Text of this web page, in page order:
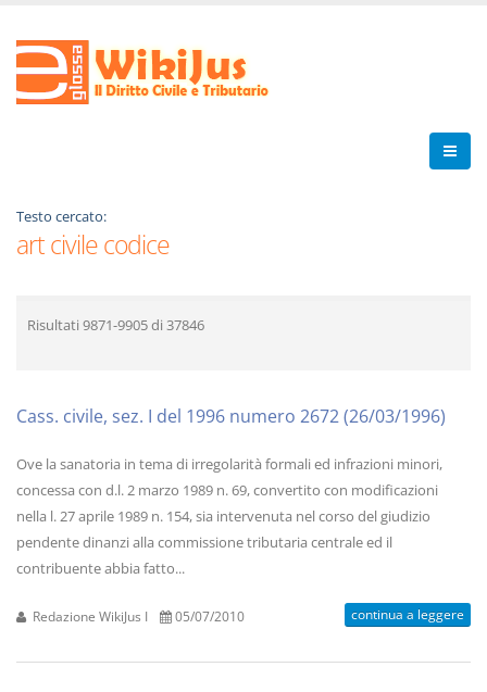
Testo cercato:
art civile codice
Risultati 9871-9905di 37846
Cass. civile, sez. I del 1996 numero 2672 (26/03/1996)
Ove la sanatoria in tema di irregolarità formali ed infrazioni minori,
concessa con d.l. 2 marzo 1989 n. 69, convertito con modificazioni
nella l. 27 aprile 1989 n. 154, sia intervenuta nel corso del giudizio
pendente dinanzi alla commissione tributaria centrale ed il
contribuente abbia fatto...
Redazione WikiJus I 05/07/2010 continua a leggere